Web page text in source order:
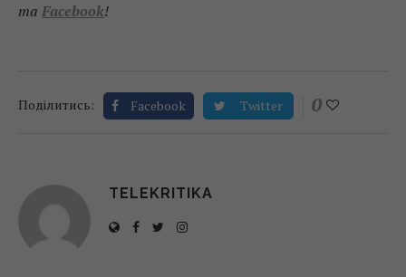
та Facebook!
Поділитись: Facebook Twitter 0
TELEKRITIKA